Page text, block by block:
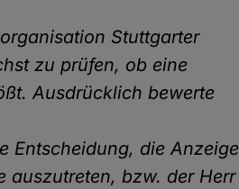
Stuttgarter
zu prüfen, ob eine
Ausdrücklich bewerte
Entscheidung, die Anzeige
auszutreten, bzw. der Herr